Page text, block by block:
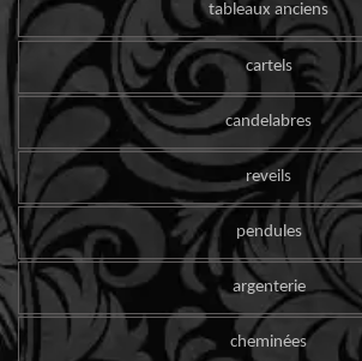
tableaux anciens
cartels
candelabres
reveils
pendules
argenterie
cheminées